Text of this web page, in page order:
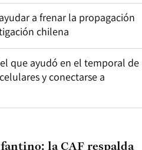
a frenar la propagación
chilena
que ayudó en el temporal de
y conectarse a
la CAF respalda